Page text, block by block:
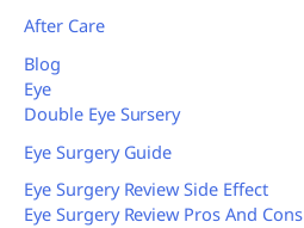
After Care
Blog
Eye
Double Eye Sursery
Eye Surgery Guide
Eye Surgery Review Side Effect
Eye Surgery Review Pros And Cons